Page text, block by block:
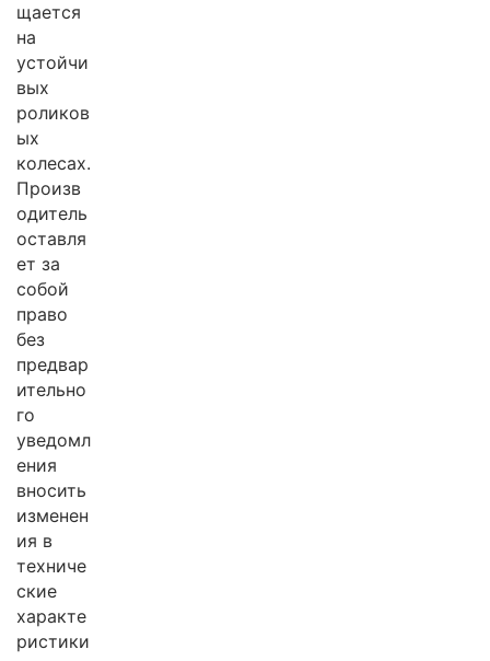
щается
на
устойчи
вых
роликов
ых
колесах.
Произв
одитель
оставля
ет за
собой
право
без
предвар
ительно
го
уведомл
ения
вносить
изменен
ия в
техниче
ские
характе
ристики